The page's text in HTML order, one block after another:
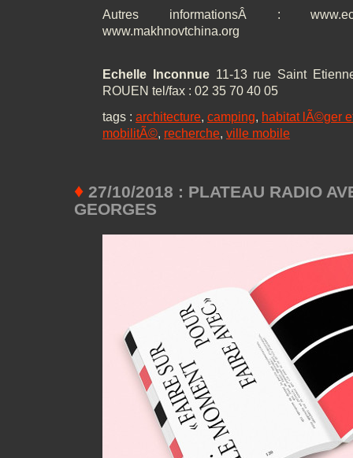
Autres informationsÂ :
www.makhnovtchina.org
Echelle Inconnue11-13 rue Saint
ROUEN tel/fax : 02 35 70 40 05
tags : architecture, camping, habitat lÃ©ger
mobilitÃ©, recherche, ville mobile
♦ 27/10/2018 : PLATEAU RADIO
GEORGES